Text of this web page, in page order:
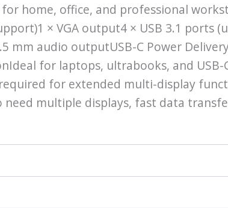
home, office, and professional
× VGA output4 × USB 3.1 ports
mm audio outputUSB-C Power
for laptops, ultrabooks, and
for extended multi-display
multiple displays, fast data